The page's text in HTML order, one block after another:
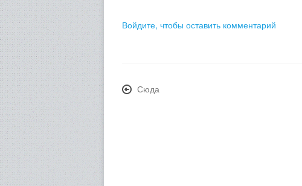
Войдите, чтобы оставить комментарий
Сюда